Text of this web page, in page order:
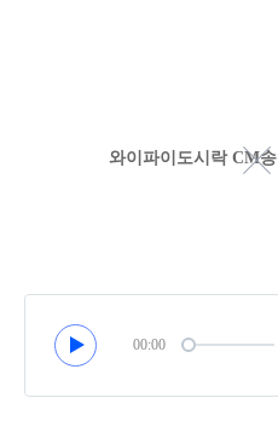
와이파이도시락 CM송
00:00